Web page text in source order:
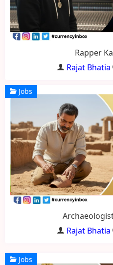
Rapper
Rajat Bhatia
Rajat Bhatia
Jobs
Jobs